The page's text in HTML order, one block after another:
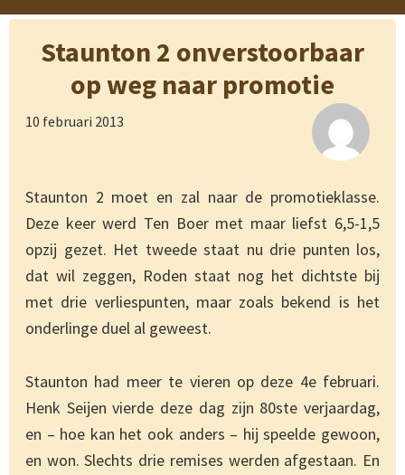
Staunton 2 onverstoorbaar
op weg naar promotie
10 februari 2013
Staunton 2 moet en zal naar de promotieklasse.
Deze keer werd Ten Boer met maar liefst 6,5-1,5
opzij gezet. Het tweede staat nu drie punten los,
dat wil zeggen, Roden staat nog het dichtste bij
met drie verliespunten, maar zoals bekend is het
onderlinge duel al geweest.
Staunton had meer te vieren op deze 4e februari.
Henk Seijen vierde deze dag zijn 80ste verjaardag,
en – hoe kan het ook anders – hij speelde gewoon,
en won. Slechts drie remises werden afgestaan. En